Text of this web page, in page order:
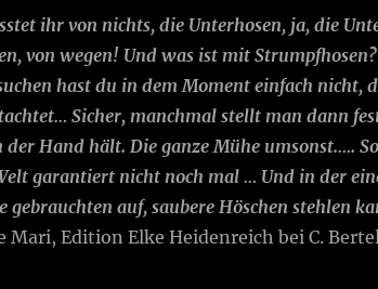
ihr von nichts, die Unterhosen, ja, die
von wegen! Und was ist mit
hast du in dem Moment einfach nicht,
Sicher, manchmal stellt man dann
Hand hält. Die ganze Mühe umsonst.….
garantiert nicht noch mal … Und in der
gebrauchten auf, saubere Höschen stehlen
Mari, Edition Elke Heidenreich bei C.